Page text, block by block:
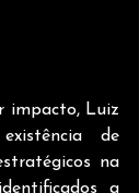
impacto, Luiz
de
na
a